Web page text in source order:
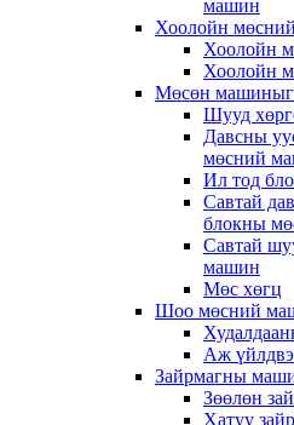
машин
Хоолойн
Хоолойн
Хоолойн
Мөсөн машиныг
Шууд
Давсны
мөсний
Ил тод
Савтай
блокны
Савтай
машин
Мөс хөгц
Шоо мөсний
Аж
Зайрмагны
Зөөлөн
Хатуу